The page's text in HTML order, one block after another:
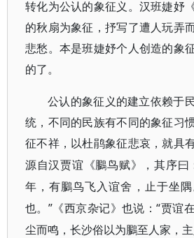
转化为公认的象征义。汉班婕妤
的秋扇为象征，抒写了遭人玩弄
悲愁。本是班婕妤个人创造的象
的了。
公认的象征义的建立依赖于
统，不同的民族有不同的象征习
征不祥，以杜鹃象征悲哀，就具
源自汉贾谊《鵩鸟赋》，其序曰
年，有鵩鸟飞入谊舍，止于坐隅
也。 ”《西京杂记》也说：“贾谊
尘而鸣，长沙俗以为鵩至人家，